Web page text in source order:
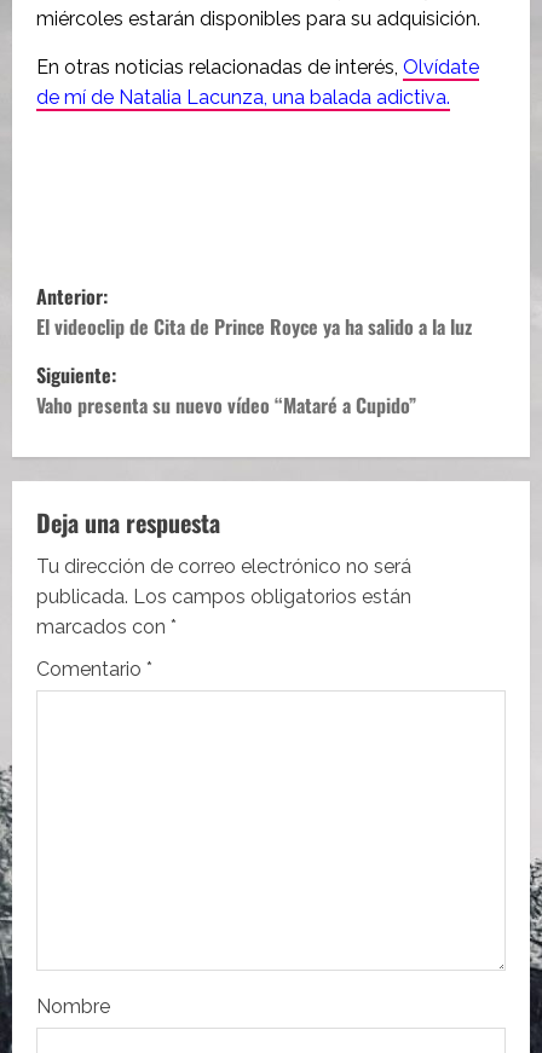
miércoles estarán disponibles para su adquisición.
En otras noticias relacionadas de interés, Olvídate
de mí de Natalia Lacunza, una balada adictiva.
N
a
v
g
a
c
i
ó
t
Anterior:
El videoclip de Cita de Prince Royce ya ha salido a la luz
Siguiente:
Vaho presenta su nuevo vídeo “Mataré a Cupido”
Deja una respuesta
Tu dirección de correo electrónico no será
publicada. Los campos obligatorios están
marcados con *
Comentario *
Nombre